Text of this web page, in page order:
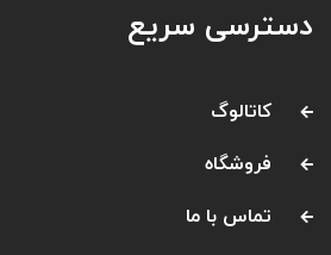
دسترسی سریع
کاتالوگ
فروشگاه
تماس با ما